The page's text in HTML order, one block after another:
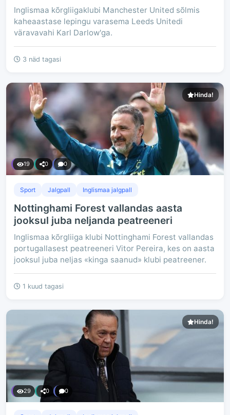
Inglismaa kõrgliigaklubi Manchester United sõlmis
kaheaastase lepingu varasema Leeds Unitedi
väravavahi Karl Darlow'ga.
3 näd tagasi
Hinda!
19 0 0
Sport Jalgpall Inglismaa jalgpall
Nottinghami Forest vallandas aasta
jooksul juba neljanda peatreeneri
Inglismaa kõrgliiga klubi Nottinghami Forest vallandas
portugallasest peatreeneri Vitor Pereira, kes on aasta
jooksul juba neljas «kinga saanud» klubi peatreener.
1 kuud tagasi
Hinda!
29 0 0